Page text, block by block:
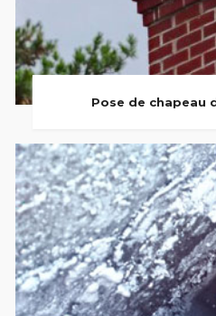
Pose de chapeau